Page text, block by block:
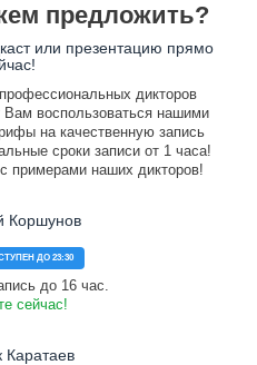
предложить?
или презентацию прямо
дикторов
воспользоваться нашими
на качественную запись
сроки записи от 1 часа!
примерами наших дикторов!
Коршунов
ДО 23:30
до 16 час.
сейчас!
Каратаев